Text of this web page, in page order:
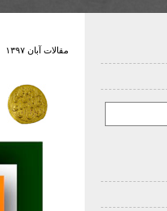
مقالات آبان ۱۳۹۷